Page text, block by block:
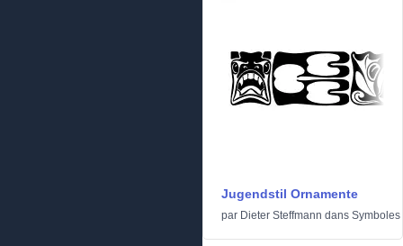
Jugendstil Ornamente
par Dieter Steffmann dans Symboles